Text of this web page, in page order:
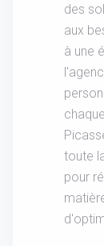
des
aux
à une
toute
pour